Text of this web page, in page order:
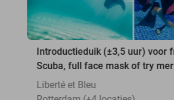
Introductieduik (±3,5 uur) voor
Scuba, full face mask of try
Liberté et Bleu